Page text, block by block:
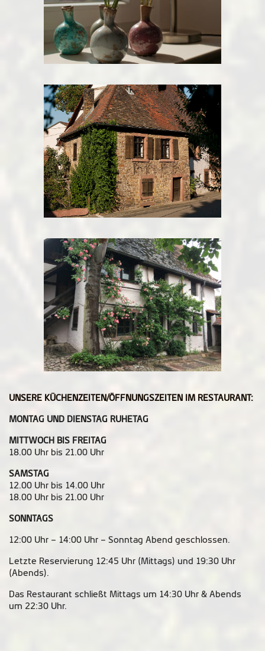
UNSERE KÜCHENZEITEN/ÖFFNUNGSZEITEN IM RESTAURANT:
MONTAG UND DIENSTAG RUHETAG
MITTWOCH BIS FREITAG
18.00 Uhr bis 21.00 Uhr
SAMSTAG
12.00 Uhr bis 14.00 Uhr
18.00 Uhr bis 21.00 Uhr
SONNTAGS
12:00 Uhr – 14:00 Uhr – Sonntag Abend geschlossen.
Letzte Reservierung 12:45 Uhr (Mittags) und 19:30 Uhr
(Abends).
Das Restaurant schließt Mittags um 14:30 Uhr & Abends
um 22:30 Uhr.